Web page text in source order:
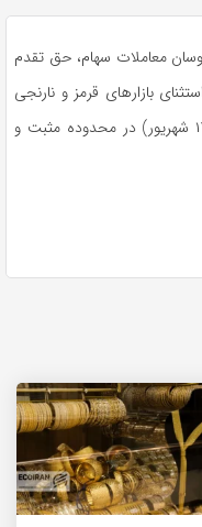
معاملات سهام، حق تقدم
بازارهای قرمز و نارنجی
پایه و بازار توافقی فرا بورس) از فردا (شنبه ۱۷ شهریور) در محدوده مثبت و